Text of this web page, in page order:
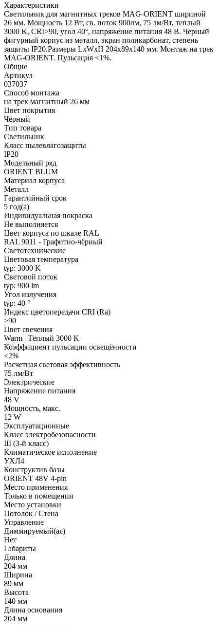
Характеристики
Светильник для магнитных треков MAG-ORIENT шириной
26 мм. Мощность 12 Вт, св. поток 900лм, 75 лм/Вт, теплый
3000 K, CRI>90, угол 40°, напряжение питания 48 В. Черный
фигурный корпус из металл, экран поликарбонат, степень
защиты IP20.Размеры LxWxH 204x89x140 мм. Монтаж на трек
MAG-ORIENT. Пульсация <1%.
Общие
Артикул
037037
Способ монтажа
на трек магнитный 26 мм
Цвет покрытия
Чёрный
Тип товара
Светильник
Класс пылевлагозащиты
IP20
Модельный ряд
ORIENT BLUM
Материал корпуса
Металл
Гарантийный срок
5 год(а)
Индивидуальная покраска
Не выполняется
Цвет корпуса по шкале RAL
RAL 9011 - Графитно-чёрный
Светотехнические
Цветовая температура
typ: 3000 K
Световой поток
typ: 900 lm
Угол излучения
typ: 40 °
Индекс цветопередачи CRI (Ra)
>90
Цвет свечения
Warm | Тёплый 3000 K
Коэффициент пульсации освещённости
<2%
Расчетная световая эффективность
75 лм/Вт
Электрические
Напряжение питания
48 V
Мощность, макс.
12 W
Эксплуатационные
Класс электробезопасности
III (3-й класс)
Климатическое исполнение
УХЛ4
Конструктив базы
ORIENT 48V 4-pin
Место применения
Только в помещении
Место установки
Потолок / Cтена
Управление
Диммируемый(ая)
Нет
Габариты
Длина
204 мм
Ширина
89 мм
Высота
140 мм
Длина основания
204 мм